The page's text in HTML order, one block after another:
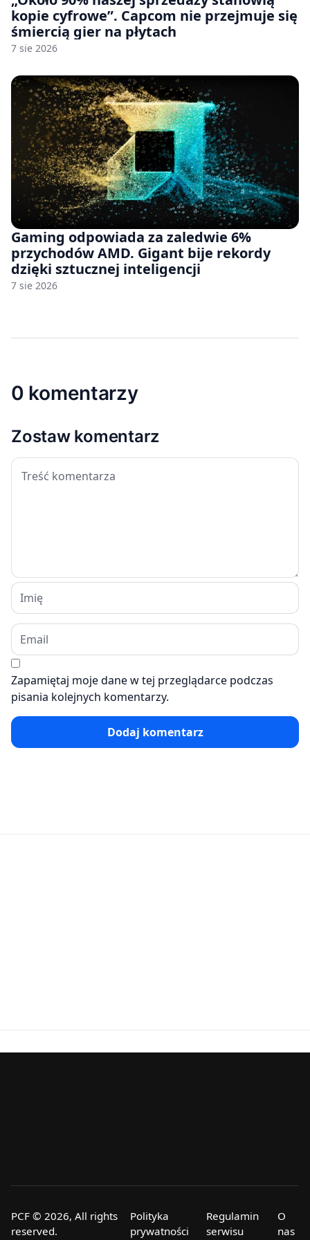
kopie cyfrowe”. Capcom nie przejmuje się
śmiercią gier na płytach
7 sie 2026
Gaming odpowiada za zaledwie 6%
przychodów AMD. Gigant bije rekordy
dzięki sztucznej inteligencji
7 sie 2026
0 komentarzy
Zostaw komentarz
Zapamiętaj moje dane w tej przeglądarce podczas
pisania kolejnych komentarzy.
Dodaj komentarz
PCF © 2026, All rights
reserved.
Polityka
prywatności
Regulamin
serwisu
O
nas